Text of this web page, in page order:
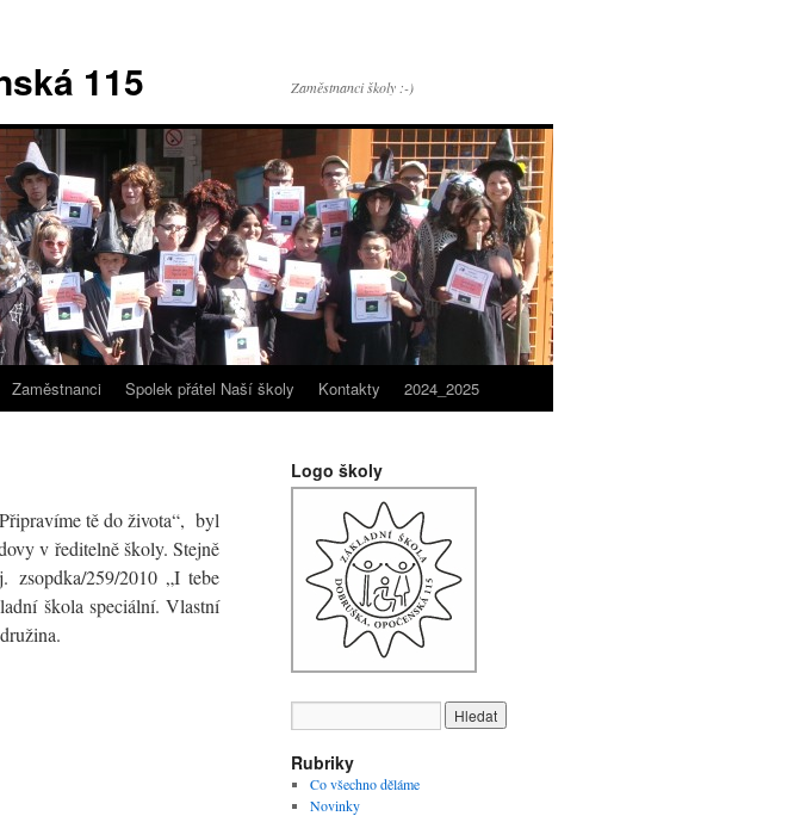
115 Zaměstnanci školy :-)
Zaměstnanci Spolek přátel Naší školy Kontakty 2024_2025
tě do života“, byl
v ředitelně školy. Stejně
zsopdka/259/2010 „I tebe
škola speciální. Vlastní
Logo školy
Rubriky
Co všechno děláme
Novinky